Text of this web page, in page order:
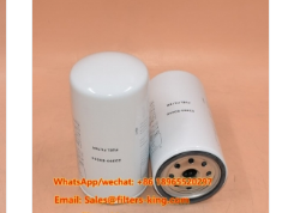
Hydraulikfilter-Querverweis
SH60634 Verwendung für
Toyota 40-8FD40N 40-
8FD50F 40-8FD80N